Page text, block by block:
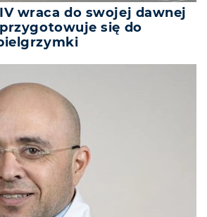
wraca do swojej dawnej
się do